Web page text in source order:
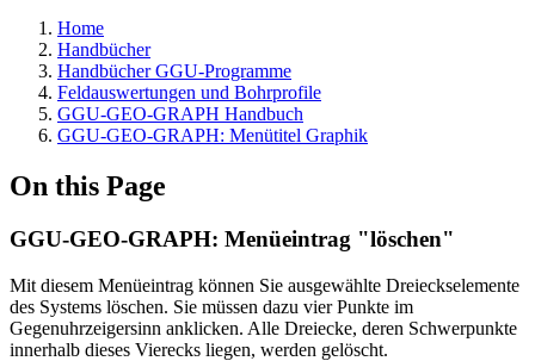
Home
Handbücher
Handbücher GGU-Programme
Feldauswertungen und Bohrprofile
GGU-GEO-GRAPH Handbuch
GGU-GEO-GRAPH: Menütitel Graphik
On this Page
GGU-GEO-GRAPH: Menüeintrag "löschen"
Mit diesem Menüeintrag können Sie ausgewählte Dreieckselemente
des Systems löschen. Sie müssen dazu vier Punkte im
Gegenuhrzeigersinn anklicken. Alle Dreiecke, deren Schwerpunkte
innerhalb dieses Vierecks liegen, werden gelöscht.